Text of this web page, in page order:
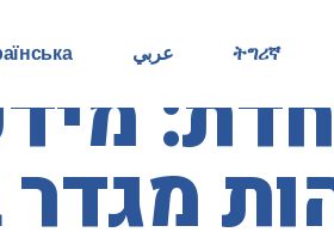
ትግሪኛ عربي ትግሪኛ عربي